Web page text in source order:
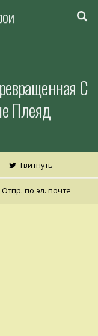
С
Плеяд
Твитнуть
Отпр. по эл. почте